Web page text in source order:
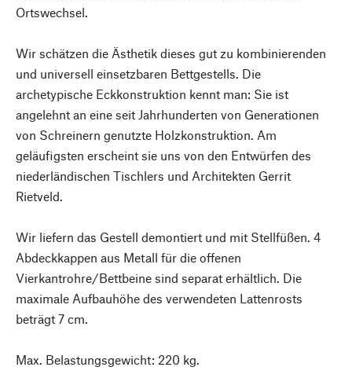
Ortswechsel.
Wir schätzen die Ästhetik dieses gut zu kombinierenden
und universell einsetzbaren Bettgestells. Die
archetypische Eckkonstruktion kennt man: Sie ist
angelehnt an eine seit Jahrhunderten von Generationen
von Schreinern genutzte Holzkonstruktion. Am
geläufigsten erscheint sie uns von den Entwürfen des
niederländischen Tischlers und Architekten Gerrit
Rietveld.
Wir liefern das Gestell demontiert und mit Stellfüßen. 4
Abdeckkappen aus Metall für die offenen
Vierkantrohre/Bettbeine sind separat erhältlich. Die
maximale Aufbauhöhe des verwendeten Lattenrosts
beträgt 7 cm.
Max. Belastungsgewicht: 220 kg.